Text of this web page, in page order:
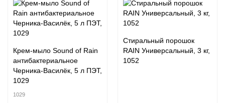
Крем-мыло Sound of Rain
антибактериальное
Черника-Василёк, 5 л ПЭТ,
1029
1029
Стиральный порошок
RAIN Универсальный, 3 кг,
1052